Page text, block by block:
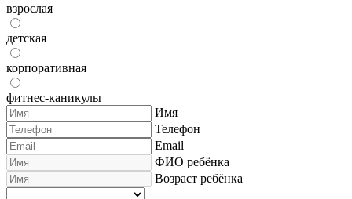
взрослая
детская
корпоративная
фитнес-каникулы
Имя
Телефон
Email
ФИО ребёнка
Возраст ребёнка